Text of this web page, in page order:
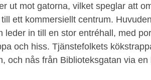
ut mot gatorna, vilket speglar att
ett kommersiellt centrum.
leder in till en stor entréhall, med
och hiss. Tjänstefolkets
och nås från Biblioteksgatan via